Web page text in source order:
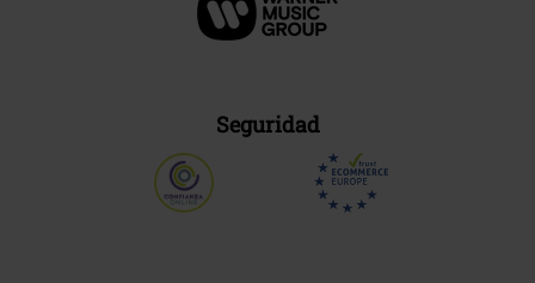
Seguridad